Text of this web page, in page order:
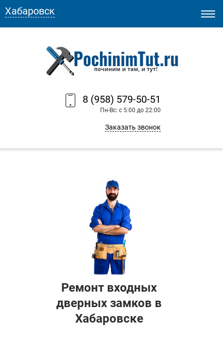
8 (958) 579-50-51
Пн-Вс: с 5:00 до 22:00
Заказать звонок
Хабаровск
Ремонт входных
дверных замков в
Хабаровске